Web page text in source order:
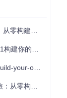
术能力体系
程知识体系
的实践探索指南
你的技术世界